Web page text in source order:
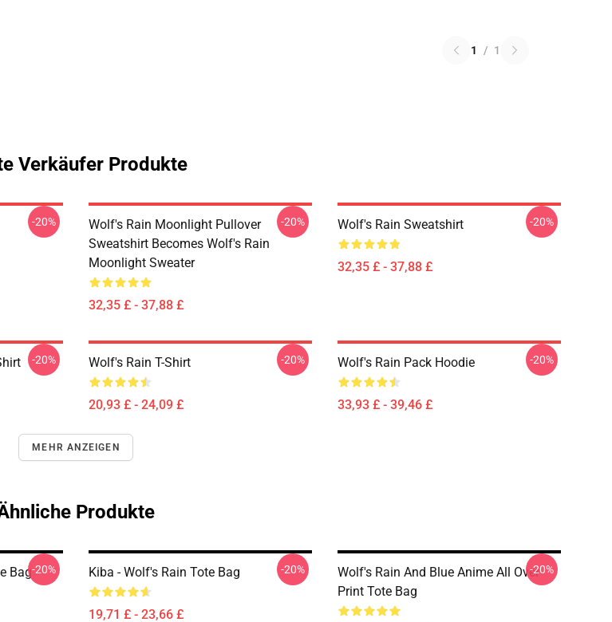
1 / 1
Verkäufer Produkte
-20%
Wolf's Rain Moonlight Pullover
Sweatshirt Becomes Wolf's Rain
Moonlight Sweater
32,35 £ - 37,88 £
-20% Wolf's Rain Sweatshirt
32,35 £ - 37,88 £
-20%
-20% Wolf's Rain T-Shirt
20,93 £ - 24,09 £
-20% Wolf's Rain Pack Hoodie
33,93 £ - 39,46 £
-20%
MEHR ANZEIGEN
Produkte
Bag-20% Kiba - Wolf's Rain Tote Bag
19,71 £ - 23,66 £
-20%
Wolf's Rain And Blue Anime All Over
Print Tote Bag
-20%